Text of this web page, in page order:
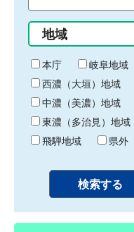
始
り
間
終
わ
り
地域
本庁
岐阜地域
西濃（大垣）地域
中濃（美濃）地域
東濃（多治見）地域
飛騨地域
県外